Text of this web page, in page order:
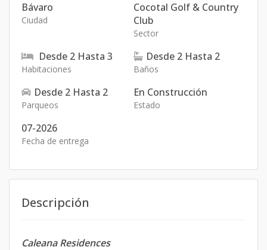
Bávaro
Ciudad
Cocotal Golf & Country
Club
Sector
Desde 2 Hasta 3
Habitaciones
Desde 2 Hasta 2
Baños
Desde 2 Hasta 2
Parqueos
En Construcción
Estado
07-2026
Fecha de entrega
Descripción
Caleana Residences